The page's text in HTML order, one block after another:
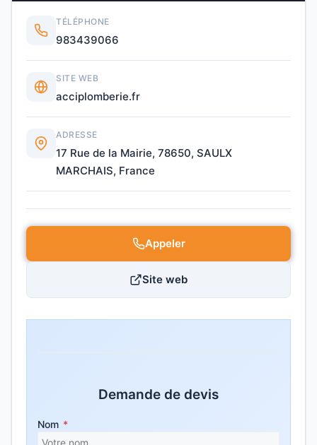
TÉLÉPHONE
983439066
SITE WEB
acciplomberie.fr
ADRESSE
17 Rue de la Mairie, 78650, SAULX
MARCHAIS, France
Appeler
Site web
Demande de devis
Nom *